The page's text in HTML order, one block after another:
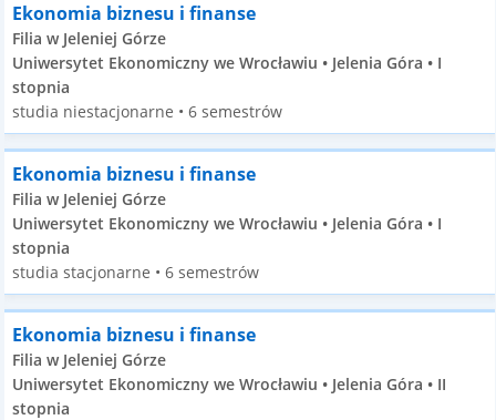
Ekonomia biznesu i finanse
Filia w Jeleniej Górze
Uniwersytet Ekonomiczny we Wrocławiu • Jelenia Góra • I
stopnia
studia niestacjonarne • 6 semestrów
Ekonomia biznesu i finanse
Filia w Jeleniej Górze
Uniwersytet Ekonomiczny we Wrocławiu • Jelenia Góra • I
stopnia
studia stacjonarne • 6 semestrów
Ekonomia biznesu i finanse
Filia w Jeleniej Górze
Uniwersytet Ekonomiczny we Wrocławiu • Jelenia Góra • II
stopnia